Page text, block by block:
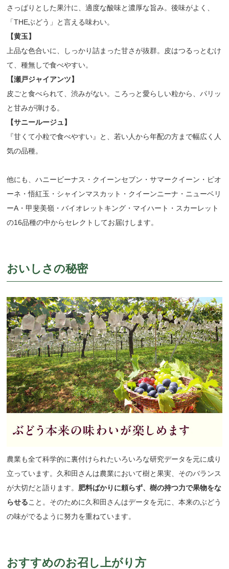
さっぱりとした果汁に、適度な酸味と濃厚な旨み。後味がよく、
「THEぶどう」と言える味わい。
【黄玉】
上品な色合いに、しっかり詰まった甘さが抜群。皮はつるっとむけ
て、種無しで食べやすい。
【瀬戸ジャイアンツ】
皮ごと食べられて、渋みがない。ころっと愛らしい粒から、パリッ
と甘みが弾ける。
【サニールージュ】
『甘くて小粒で食べやすい』と、若い人から年配の方まで幅広く人
気の品種。
他にも、ハニービーナス・クイーンセブン・サマークイーン・ピオ
ーネ・悟紅玉・シャインマスカット・クイーンニーナ・ニューベリ
ーA・甲斐美嶺・バイオレットキング・マイハート・スカーレット
の16品種の中からセレクトしてお届けします。
おいしさの秘密
農業も全て科学的に裏付けられたいろいろな研究データを元に成り
立っています。久和田さんは農業において樹と果実、そのバランス
が大切だと語ります。 肥料ばかりに頼らず、樹の持つ力で果物をな
らせること。そのために久和田さんはデータを元に、本来のぶどう
の味がでるように努力を重ねています。
おすすめのお召し上がり方